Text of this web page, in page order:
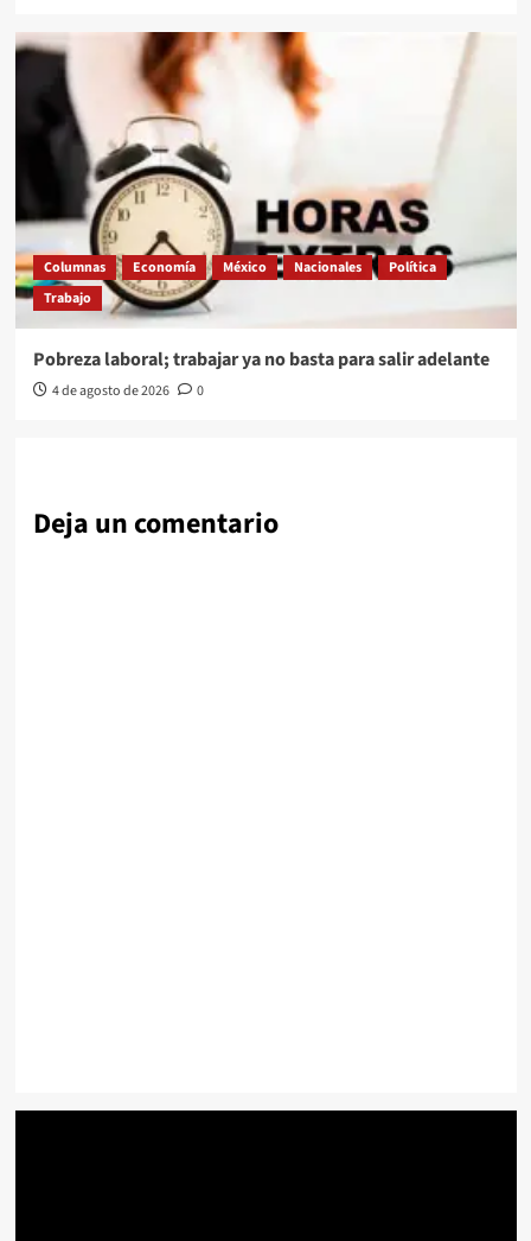
Columnas Economía México Nacionales
Política
Trabajo
Pobreza laboral; trabajar ya no basta para salir adelante
4 de agosto de 2026 0
Deja un comentario